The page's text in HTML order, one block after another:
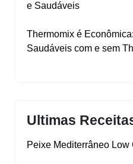
e Saudáveis
Thermomix é
Saudáveis com e sem
Ultimas
Peixe Mediterrâneo